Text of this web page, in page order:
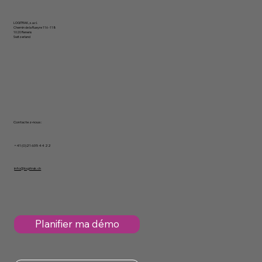
Contactez-nous :
+41 (0)21 635 44 22
info@logitrak.ch
LOGITRAK, s.a.r.l.
Chemin de la Rueyre 116 -118
1020 Renens
Switzerland
Planifier ma démo